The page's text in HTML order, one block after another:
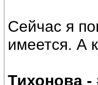
Сейчас я
имеется. А
Тихонова -